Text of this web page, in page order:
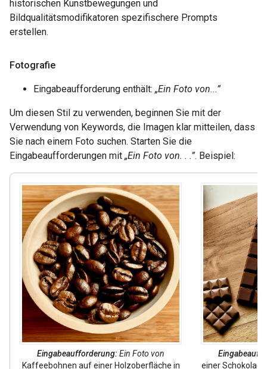
historischen Kunstbewegungen und
Bildqualitätsmodifikatoren spezifischere Prompts
erstellen.
Fotografie
Eingabeaufforderung enthält: „Ein Foto von...”
Um diesen Stil zu verwenden, beginnen Sie mit der
Verwendung von Keywords, die Imagen klar mitteilen, dass
Sie nach einem Foto suchen. Starten Sie die
Eingabeaufforderungen mit „Ein Foto von. . .”. Beispiel:
Eingabeaufforderung: Ein Foto von
Kaffeebohnen auf einer Holzoberfläche in
einer